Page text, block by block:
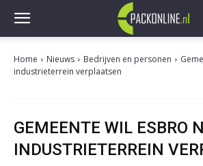
Home Nieuws Bedrijven en personen
industrieterrein verplaatsen
GEMEENTE WIL ESBRO
INDUSTRIETERREIN